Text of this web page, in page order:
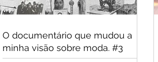
O documentário que mudou a
minha visão sobre moda. #3